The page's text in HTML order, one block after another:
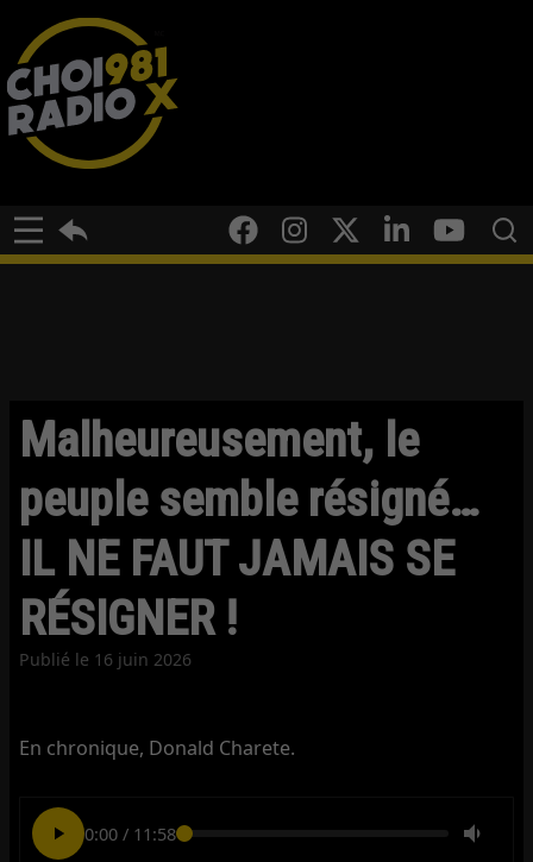
Malheureusement, le
peuple semble résigné…
IL NE FAUT JAMAIS SE
RÉSIGNER !
Publié le 16 juin 2026
En chronique, Donald Charete.
0:00/ 11:58